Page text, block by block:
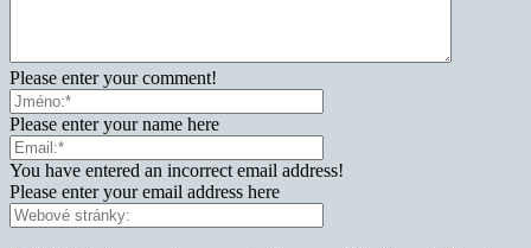
Please enter your comment!
Please enter your name here
You have entered an incorrect email address!
Please enter your email address here